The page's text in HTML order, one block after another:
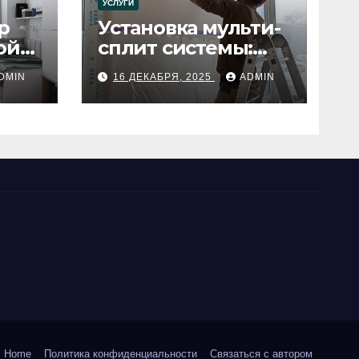
УСЛУГИ
Установка мульти-
сплит системы:
пошаговое
руководство
16 ДЕКАБРЯ, 2025 ADMIN
Home Политика конфиденциальности Связаться с автором